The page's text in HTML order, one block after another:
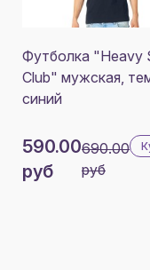
Футболка "Heavy
Club" мужская,
синий
590.00
руб
690.00
руб